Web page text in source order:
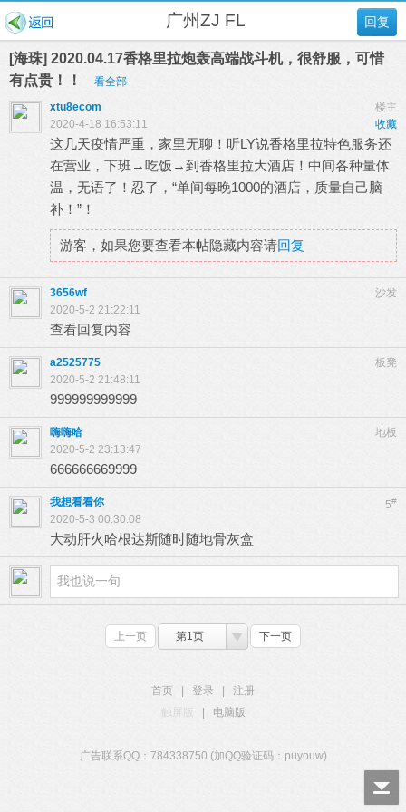
回复
广州ZJ FL
[海珠] 2020.04.17香格里拉炮轰高端战斗机，很舒服，可惜
有点贵！！
看全部
楼主
xtu8ecom
收藏
2020-4-18 16:53:11
这几天疫情严重，家里无聊！听LY说香格里拉特色服务还
在营业，下班→吃饭→到香格里拉大酒店！中间各种量体
温，无语了！忍了，“单间每晚1000的酒店，质量自己脑
补！”！
游客，如果您要查看本帖隐藏内容请回复
沙发
3656wf
2020-5-2 21:22:11
查看回复内容
板凳
a2525775
2020-5-2 21:48:11
999999999999
地板
嗨嗨哈
2020-5-2 23:13:47
666666669999
5#
我想看看你
2020-5-3 00:30:08
大动肝火哈根达斯随时随地骨灰盒
上一页 第1页 下一页
首页 登录
注册
触屏版
电脑版
广告联系QQ：784338750 (加QQ验证码：puyouw)